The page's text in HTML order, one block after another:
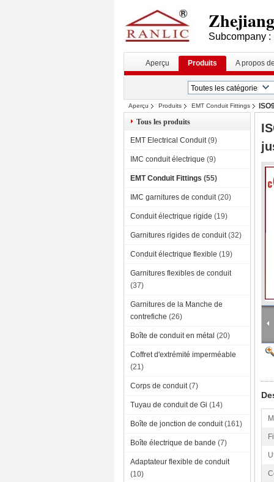
Subcompany
Aperçu Produits A propos
Aperçu Produits EMT Conduit Fittings
Tous les produits
EMT Electrical Conduit (9)
IMC conduit électrique (9)
EMT Conduit Fittings (55)
IMC garnitures de conduit (20)
Conduit électrique rigide (19)
Garnitures rigides de conduit (32)
Conduit électrique flexible (19)
Garnitures flexibles de conduit
(37)
Garnitures de la Manche de
contrefiche (26)
Boîte de conduit en métal (20)
Coffret d'extrémité imperméable
(21)
Corps de conduit (7)
Tuyau de conduit de Gi (14)
Boîte de jonction de conduit (161)
Boîte électrique de bande (7)
Adaptateur flexible de conduit
(10)